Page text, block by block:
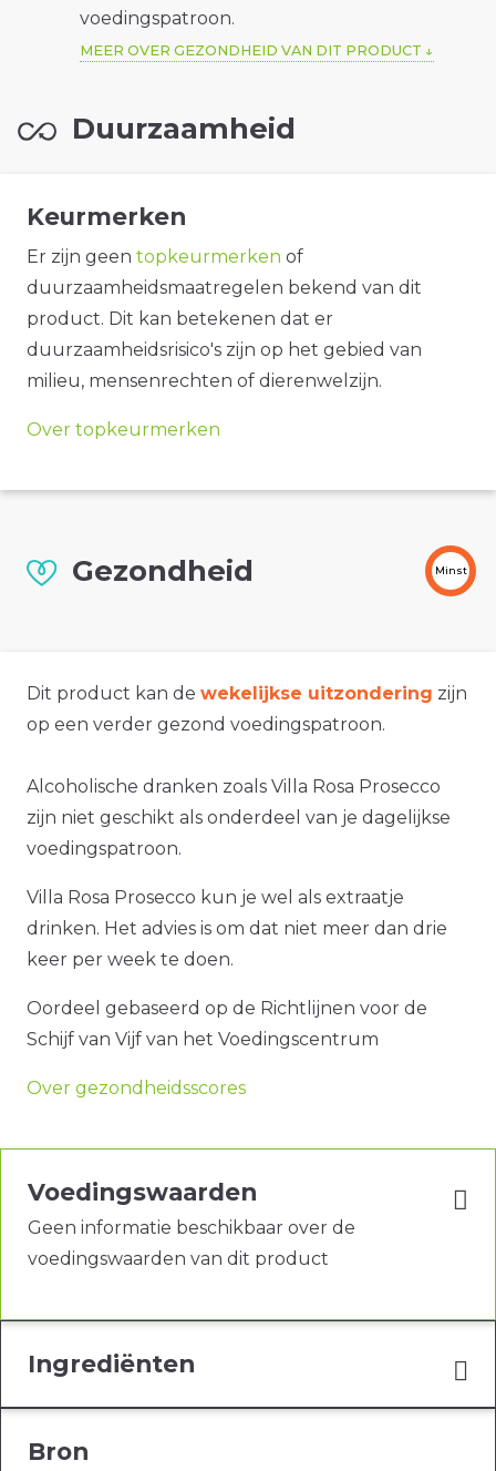
voedingspatroon.
MEER OVER GEZONDHEID VAN DIT PRODUCT
Duurzaamheid
Keurmerken
Er zijn geen topkeurmerken of
duurzaamheidsmaatregelen bekend van dit
product. Dit kan betekenen dat er
duurzaamheidsrisico's zijn op het gebied van
milieu, mensenrechten of dierenwelzijn.
Over topkeurmerken
Gezondheid Minst
Dit product kan de wekelijkse uitzondering zijn
op een verder gezond voedingspatroon.
Alcoholische dranken zoals Villa Rosa Prosecco
zijn niet geschikt als onderdeel van je dagelijkse
voedingspatroon.
Villa Rosa Prosecco kun je wel als extraatje
drinken. Het advies is om dat niet meer dan drie
keer per week te doen.
Oordeel gebaseerd op de Richtlijnen voor de
Schijf van Vijf van het Voedingscentrum
Over gezondheidsscores
Voedingswaarden
Geen informatie beschikbaar over de
voedingswaarden van dit product
Ingrediënten
Bron